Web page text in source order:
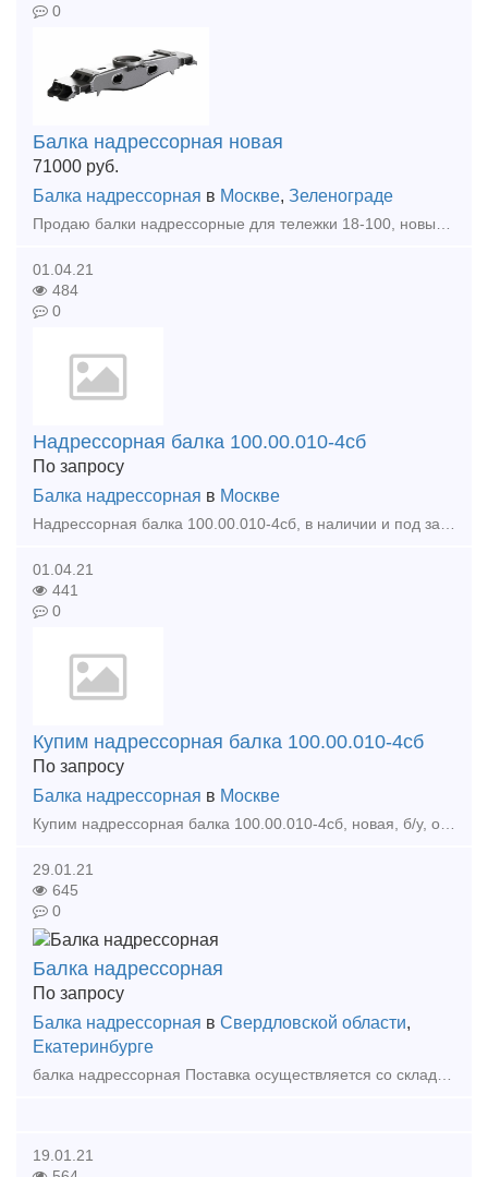
0
Балка надрессорная новая
71000 руб.
Балка надрессорная в Москве, Зеленограде
01.04.21
484
0
Надрессорная балка 100.00.010-4сб
По запросу
Балка надрессорная в Москве
01.04.21
441
0
Купим надрессорная балка 100.00.010-4сб
По запросу
Балка надрессорная в Москве
29.01.21
645
0
Балка надрессорная
По запросу
Балка надрессорная в Свердловской области,
Екатеринбурге
19.01.21